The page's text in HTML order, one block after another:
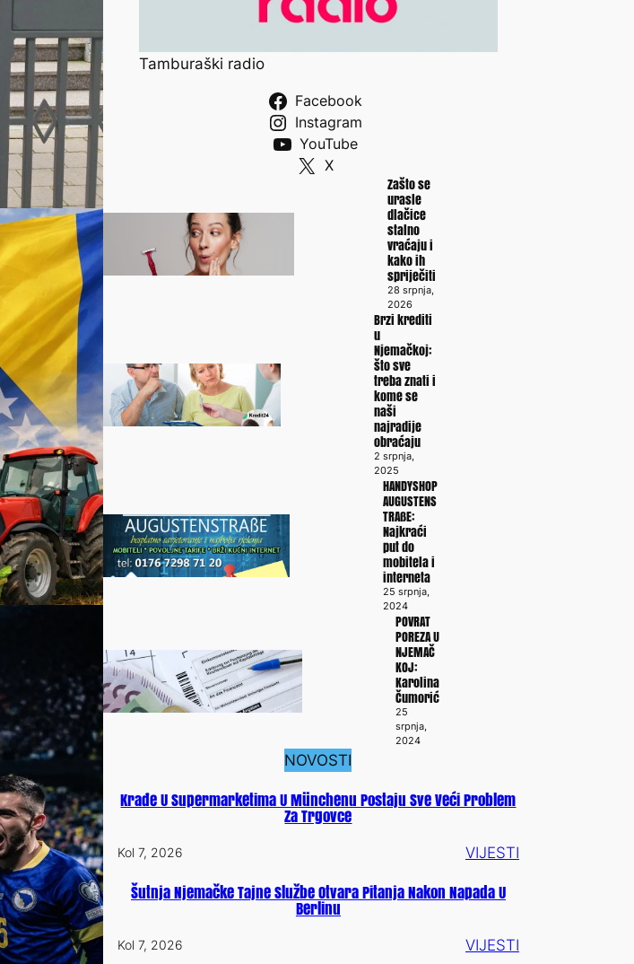
Tamburaški radio
Facebook
Instagram
YouTube
X
Zašto se
urasle
dlačice
stalno
vraćaju i
kako ih
spriječiti
28 srpnja,
2026
Brzi krediti
u
Njemačkoj:
što sve
treba znati i
kome se
naši
najradije
obraćaju
2 srpnja,
2025
HANDYSHOP
AUGUSTENS
TRAßE:
Najkraći
put do
mobitela i
interneta
25 srpnja,
2024
POVRAT
POREZA U
NJEMAČ
KOJ:
Karolina
Čumorić
25
srpnja,
2024
NOVOSTI
Krađe U Supermarketima U Münchenu Postaju Sve Veći Problem
Za Trgovce
Kol 7, 2026 VIJESTI
Šutnja Njemačke Tajne Službe Otvara Pitanja Nakon Napada U
Berlinu
Kol 7, 2026 VIJESTI